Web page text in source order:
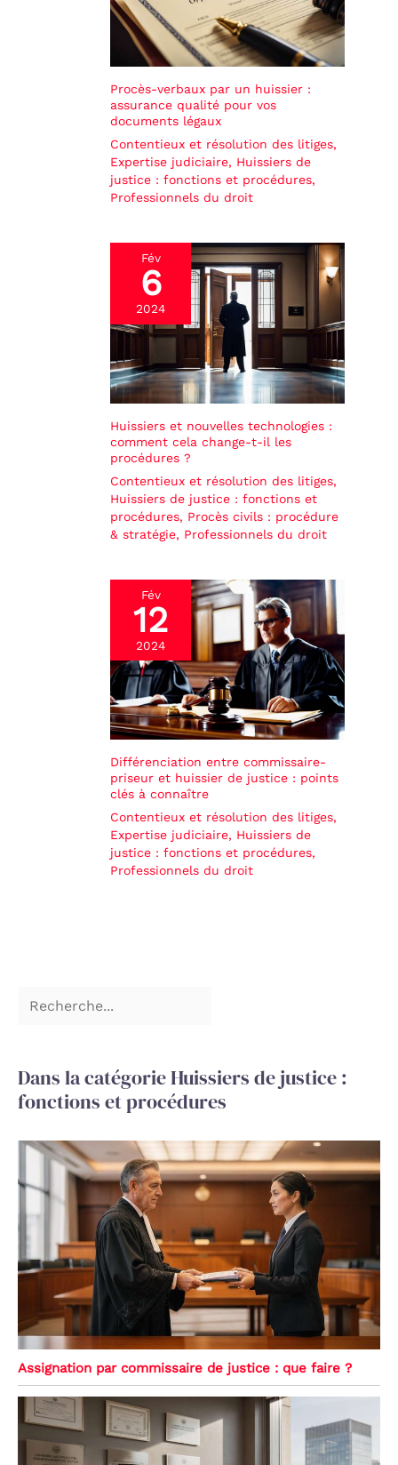
Procès-verbaux par un huissier :
assurance qualité pour vos
documents légaux
Contentieux et résolution des litiges,
Expertise judiciaire, Huissiers de
justice : fonctions et procédures,
Professionnels du droit
Fév
6
2024
Huissiers et nouvelles technologies :
comment cela change-t-il les
procédures ?
Contentieux et résolution des litiges,
Huissiers de justice : fonctions et
procédures, Procès civils : procédure
& stratégie, Professionnels du droit
Fév
12
2024
Différenciation entre commissaire-
priseur et huissier de justice : points
clés à connaître
Contentieux et résolution des litiges,
Expertise judiciaire, Huissiers de
justice : fonctions et procédures,
Professionnels du droit
Dans la catégorie Huissiers de justice :
fonctions et procédures
Assignation par commissaire de justice : que faire ?